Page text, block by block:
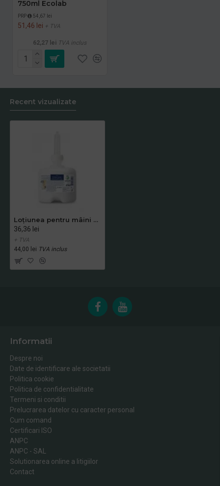
750ml Ecolab
PRP 54,67 lei
51,46 lei + TVA
62,27 lei TVA inclus
Recent vizualizate
Loțiunea pentru mâini și corp, rezerva, Tork, 475 ml
36,36 lei
+ TVA
44,00 lei TVA inclus
Informatii
Despre noi
Date de identificare ale societatii
Politica cookie
Politica de confidentialitate
Termeni si conditii
Prelucrarea datelor cu caracter personal
Cum comand
Certificari ISO
ANPC
ANPC - SAL
Solutionarea online a litigiilor
Contact